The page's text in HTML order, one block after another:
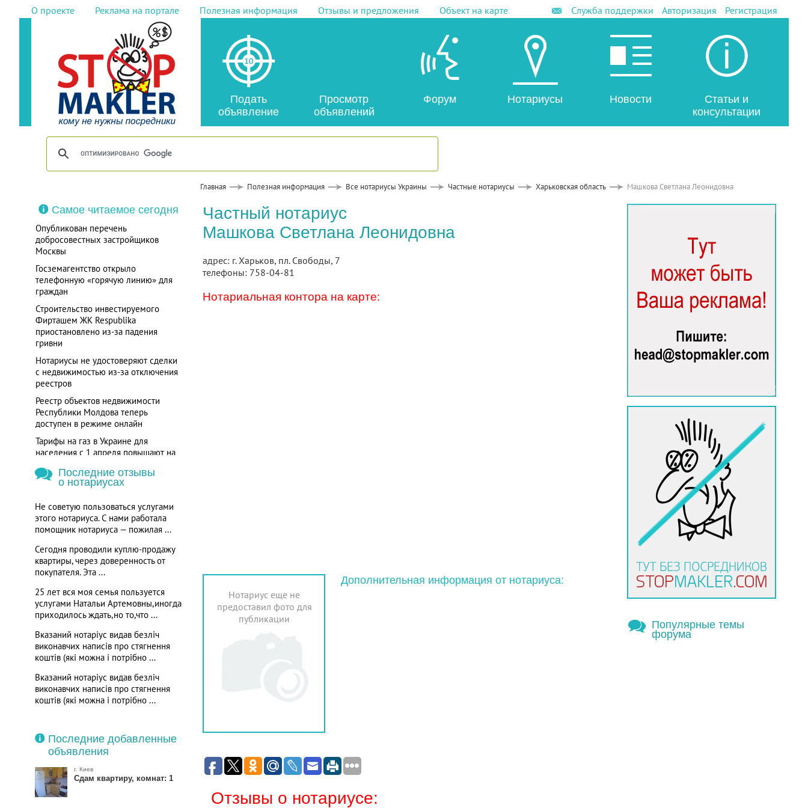
О проекте Реклама на портале Полезная информация Отзывы и предложения Объект на карте Служба поддержки Авторизация Регистрация
Подать
объявление
Просмотр
объявлений
Форум Нотариусы Новости
Статьи и
консультации
Главная Полезная информация Все нотариусы Украины Частные нотариусы Харьковская область Машкова Светлана Леонидовна
Самое читаемое сегодня
Опубликован перечень
добросовестных застройщиков
Москвы
Госземагентство открыло
телефонную «горячую линию» для
граждан
Строительство инвестируемого
Фирташем ЖК Respublika
приостановлено из-за падения
гривни
Нотариусы не удостоверяют сделки
с недвижимостью из-за отключения
реестров
Реестр объектов недвижимости
Республики Молдова теперь
доступен в режиме онлайн
Тарифы на газ в Украине для
населения с 1 апреля повышают на
Последние отзывы
о нотариусах
Не советую пользоваться услугами
этого нотариуса. С нами работала
помощник нотариуса — пожилая ...
Сегодня проводили куплю-продажу
квартиры, через доверенность от
покупателя. Эта ...
25 лет вся моя семья пользуется
услугами Натальи Артемовны,иногда
приходилось ждать,но то,что ...
Вказаний нотаріус видав безліч
виконавчих написів про стягнення
коштів (які можна і потрібно ...
Вказаний нотаріус видав безліч
виконавчих написів про стягнення
коштів (які можна і потрібно ...
Последние добавленные
объявления
г. Киев
Сдам квартиру, комнат: 1
Частный нотариус
Машкова Светлана Леонидовна
адрес: г. Харьков, пл. Свободы, 7
телефоны: 758-04-81
Нотариальная контора на карте:
Дополнительная информация от нотариуса:
Нотариус еще не
предоставил фото для
публикации
Отзывы о нотариусе:
Популярные темы
форума